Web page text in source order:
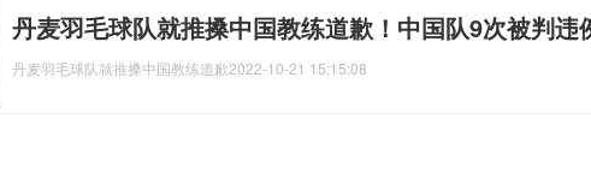
丹麦羽毛球队就推搡中国教练道歉！中国队9次被判违
丹麦羽毛球队就推搡中国教练道歉2022-10-21 15:15:08